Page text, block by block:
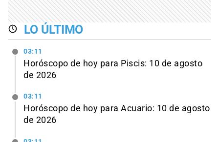
LO ÚLTIMO
03:11
Horóscopo de hoy para Piscis: 10 de agosto
de 2026
03:11
Horóscopo de hoy para Acuario: 10 de agosto
de 2026